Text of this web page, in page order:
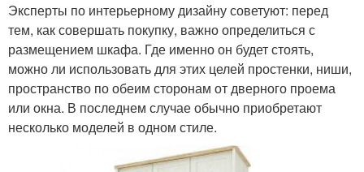
Эксперты по интерьерному дизайну советуют: перед
тем, как совершать покупку, важно определиться с
размещением шкафа. Где именно он будет стоять,
можно ли использовать для этих целей простенки, ниши,
пространство по обеим сторонам от дверного проема
или окна. В последнем случае обычно приобретают
несколько моделей в одном стиле.